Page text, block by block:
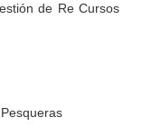
de Re Cursos